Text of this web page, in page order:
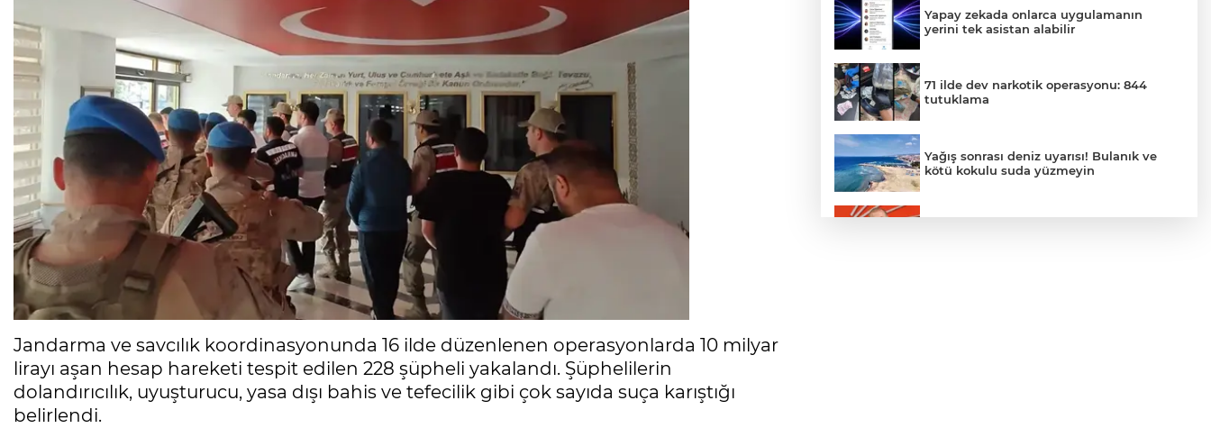
Jandarma ve savcılık koordinasyonunda 16 ilde düzenlenen operasyonlarda 10 milyar
lirayı aşan hesap hareketi tespit edilen 228 şüpheli yakalandı. Şüphelilerin
dolandırıcılık, uyuşturucu, yasa dışı bahis ve tefecilik gibi çok sayıda suça karıştığı
belirlendi.
Yapay zekada onlarca uygulamanın
yerini tek asistan alabilir
71 ilde dev narkotik operasyonu: 844
tutuklama
Yağış sonrası deniz uyarısı! Bulanık ve
kötü kokulu suda yüzmeyin